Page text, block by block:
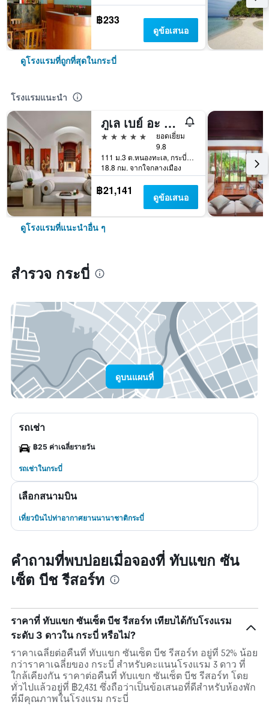
฿233
ดูข้อเสนอ
ดูโรงแรมที่ถูกที่สุดในกระบี่
โรงแรมแนะนำ
ภูเล เบย์ อะ ริทซ์-คาร์ลตัน รีเซิร์ฟ
5 ดาว
ยอดเยี่ยม
9.8
111 ม.3 ต.หนองทะเล, กระบี่, ประเทศไทย
18.8 กม. จากใจกลางเมือง
฿21,141 ดูข้อเสนอ
ดูโรงแรมที่แนะนำอื่น ๆ
สำรวจ กระบี่
ดูบนแผนที่
รถเช่า
฿25 ค่าเฉลี่ยรายวัน
รถเช่าในกระบี่
เลือกสนามบิน
เที่ยวบินไปท่าอากาศยานนานาชาติกระบี่
คำถามที่พบบ่อยเมื่อจองที่ ทับแขก ซัน
เซ็ต บีช รีสอร์ท
ราคาที่ ทับแขก ซันเซ็ต บีช รีสอร์ท เทียบได้กับโรงแรม
ระดับ 3 ดาวใน กระบี่ หรือไม่?
ราคาเฉลี่ยต่อคืนที่ ทับแขก ซันเซ็ต บีช รีสอร์ท อยู่ที่ 52% น้อย
กว่าราคาเฉลี่ยของ กระบี่ สำหรับคะแนนโรงแรม 3 ดาว ที่
ใกล้เคียงกัน ราคาต่อคืนที่ ทับแขก ซันเซ็ต บีช รีสอร์ท โดย
ทั่วไปแล้วอยู่ที่ ฿2,431 ซึ่งถือว่าเป็นข้อเสนอที่ดีสำหรับห้องพัก
ที่มีคุณภาพในโรงแรม กระบี่